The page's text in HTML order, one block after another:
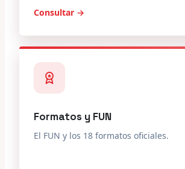
Consultar →
Formatos y FUN
El FUN y los 18 formatos oficiales.